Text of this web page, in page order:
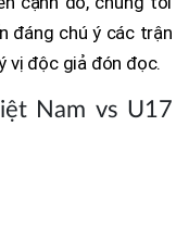
đáng chú ý các trận
vị độc giả đón đọc.
Nam vs U17